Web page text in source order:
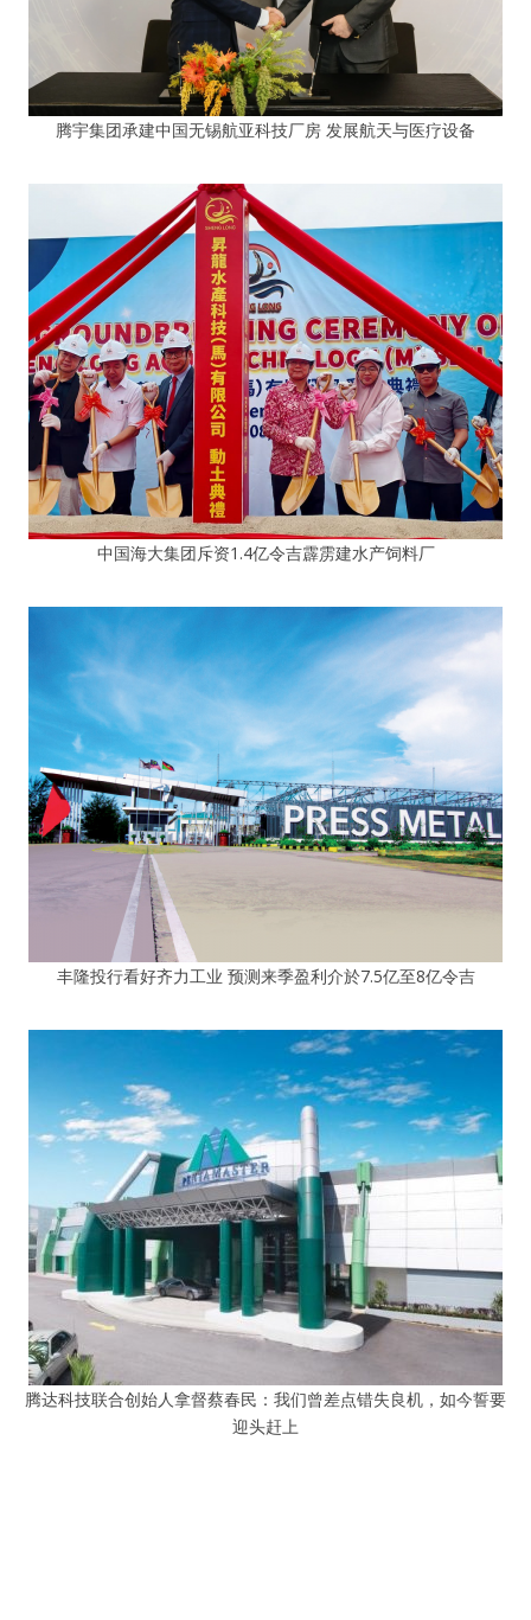
腾宇集团承建中国无锡航亚科技厂房 发展航天与医疗设备
中国海大集团斥资1.4亿令吉霹雳建水产饲料厂
丰隆投行看好齐力工业 预测来季盈利介於7.5亿至8亿令吉
腾达科技联合创始人拿督蔡春民：我们曾差点错失良机，如今誓要
迎头赶上